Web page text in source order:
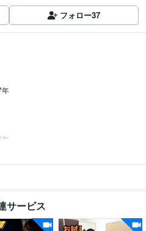
フォロー37
サービス